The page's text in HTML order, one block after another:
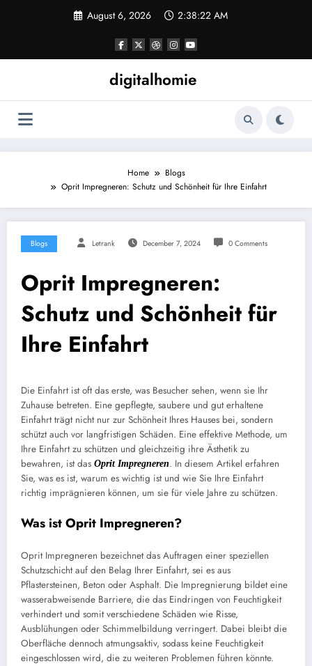
August 6, 2026 2:38:22 AM
digitalhomie
Home
Blogs
Oprit Impregneren: Schutz und Schönheit für Ihre Einfahrt
Blogs Letrank December 7, 2024 0 Comments
Oprit Impregneren:
Schutz und Schönheit für
Ihre Einfahrt
Die Einfahrt ist oft das erste, was Besucher sehen, wenn sie Ihr
Zuhause betreten. Eine gepflegte, saubere und gut erhaltene
Einfahrt trägt nicht nur zur Schönheit Ihres Hauses bei, sondern
schützt auch vor langfristigen Schäden. Eine effektive Methode, um
Ihre Einfahrt zu schützen und gleichzeitig ihre Ästhetik zu
bewahren, ist das Oprit Impregneren. In diesem Artikel erfahren
Sie, was es ist, warum es wichtig ist und wie Sie Ihre Einfahrt
richtig imprägnieren können, um sie für viele Jahre zu schützen.
Was ist Oprit Impregneren?
Oprit Impregneren bezeichnet das Auftragen einer speziellen
Schutzschicht auf den Belag Ihrer Einfahrt, sei es aus
Pflastersteinen, Beton oder Asphalt. Die Impregnierung bildet eine
wasserabweisende Barriere, die das Eindringen von Feuchtigkeit
verhindert und somit verschiedene Schäden wie Risse,
Ausblühungen oder Schimmelbildung verringert. Dabei bleibt die
Oberfläche dennoch atmungsaktiv, sodass keine Feuchtigkeit
eingeschlossen wird, die zu weiteren Problemen führen könnte.